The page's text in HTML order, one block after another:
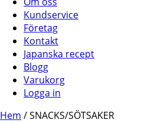
Kundservice
Företag
Kontakt
Japanska recept
Blogg
Varukorg
Logga in
Hem / SNACKS/SÖTSAKER